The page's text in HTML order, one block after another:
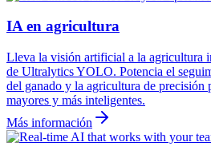
IA en agricultura
Lleva la visión artificial a la agricultura
de Ultralytics YOLO. Potencia el
del ganado y la agricultura de precisión
mayores y más inteligentes.
Más información